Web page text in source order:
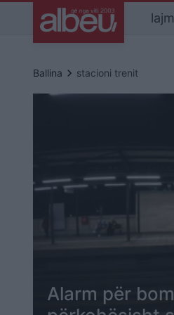
Ballina keyboard_arrow_right stacioni trenit
Alarm për